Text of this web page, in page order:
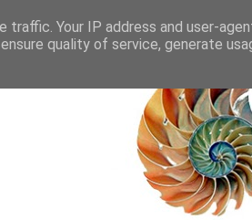
Your IP address and user-
quality of service, generate